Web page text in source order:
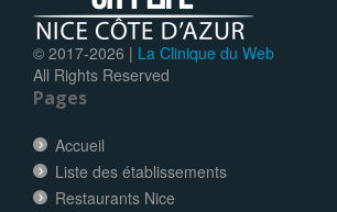
© 2017-2026 | La Clinique du Web
All Rights Reserved
Pages
Accueil
Liste des établissements
Restaurants Nice